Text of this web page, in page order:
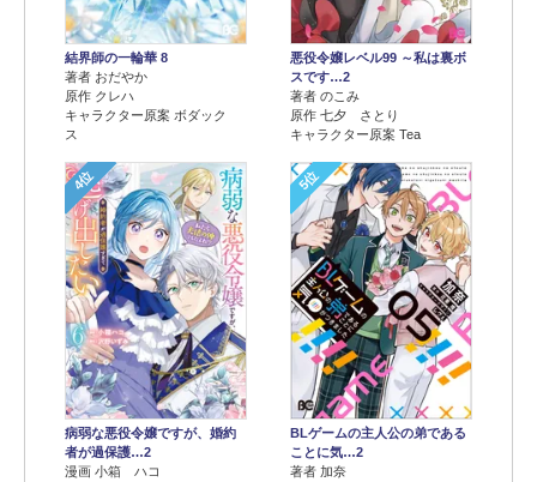
結界師の一輪華 8
著者 おだやか
原作 クレハ
キャラクター原案 ボダック
ス
悪役令嬢レベル99 ～私は裏ボ
スです…2
著者 のこみ
原作 七夕 さとり
キャラクター原案 Tea
4位
病弱な悪役令嬢ですが、婚約
者が過保護…2
漫画 小箱 ハコ
5位
BLゲームの主人公の弟である
ことに気…2
著者 加奈